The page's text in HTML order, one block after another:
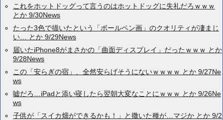
これをホットドッグって言うのはホットドッグに失礼だろｗｗｗ
とか 9/30News
たった3色で描いたという「ボールペン画」のクオリティが凄まじ
い… とか 9/29News
届いたiPhone8がまさかの「曲面ディスプレイ」だったｗｗｗ とか
9/28News
この「安らぎの宿」、全然安らげそうにないｗｗｗｗ とか 9/27Ne
ws
嘘だろ…iPadと添い寝したら翌朝大変なことにｗｗｗ とか 9/26Ne
ws
子供が「スイカ畑ができるかも！」と撒いた種が…マジか とか 9/2